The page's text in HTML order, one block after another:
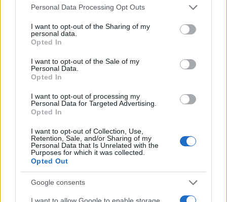
Please note that this website/app uses one or more Google
not limited to your visit or usage behaviour. You may click to
grant or deny consent to Google and its third-party tags to
use your data for below specified purposes in below Google
consent section.
Personal Data Processing Opt Outs
I want to opt-out of the Sharing of my
personal data.
Opted In
I want to opt-out of the Sale of my
Personal Data.
Opted In
I want to opt-out of processing my
Personal Data for Targeted Advertising.
Opted In
I want to opt-out of Collection, Use,
Retention, Sale, and/or Sharing of my
Personal Data that Is Unrelated with the
Purposes for which it was collected.
Opted Out
Google consents
I want to allow Google to enable storage
consolle e l’inno colombiano
Francesca Lombardi · 8 Ago 2026
CONSOLLE